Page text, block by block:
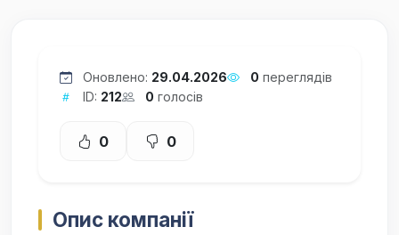
Оновлено: 29.04.2026 0 переглядів
ID: 212 0 голосів
0 0
Опис компанії